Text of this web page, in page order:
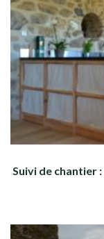
Suivi de chantier